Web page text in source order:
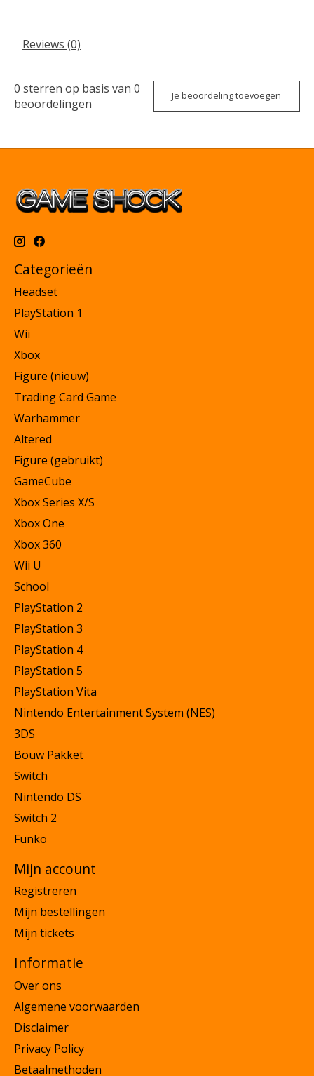
Reviews (0)
0 sterren op basis van 0
beoordelingen
Je beoordeling toevoegen
Categorieën
Headset
PlayStation 1
Wii
Xbox
Figure (nieuw)
Trading Card Game
Warhammer
Altered
Figure (gebruikt)
GameCube
Xbox Series X/S
Xbox One
Xbox 360
Wii U
School
PlayStation 2
PlayStation 3
PlayStation 4
PlayStation 5
PlayStation Vita
Nintendo Entertainment System (NES)
3DS
Bouw Pakket
Switch
Nintendo DS
Switch 2
Funko
Mijn account
Registreren
Mijn bestellingen
Mijn tickets
Informatie
Over ons
Algemene voorwaarden
Disclaimer
Privacy Policy
Betaalmethoden